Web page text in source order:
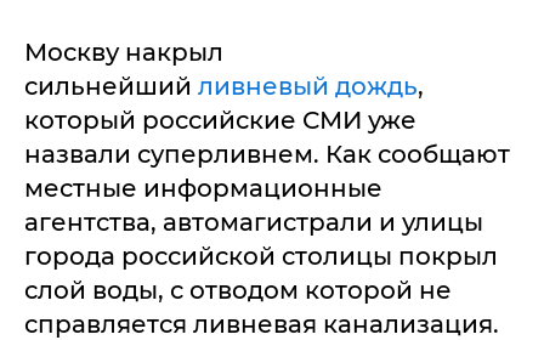
Москву накрыл
сильнейший ливневый дождь,
который российские СМИ уже
назвали суперливнем. Как сообщают
местные информационные
агентства, автомагистрали и улицы
города российской столицы покрыл
слой воды, с отводом которой не
справляется ливневая канализация.